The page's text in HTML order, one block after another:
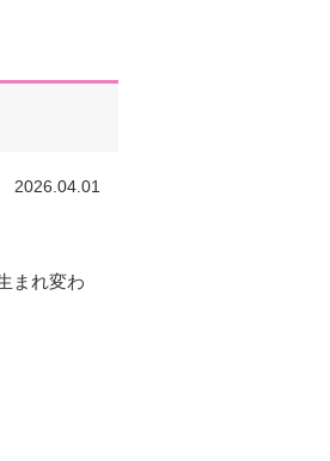
2026.04.01
まれ変わ